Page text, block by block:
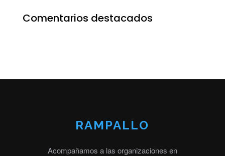
Comentarios destacados
RAMPALLO
Acompañamos a las organizaciones en